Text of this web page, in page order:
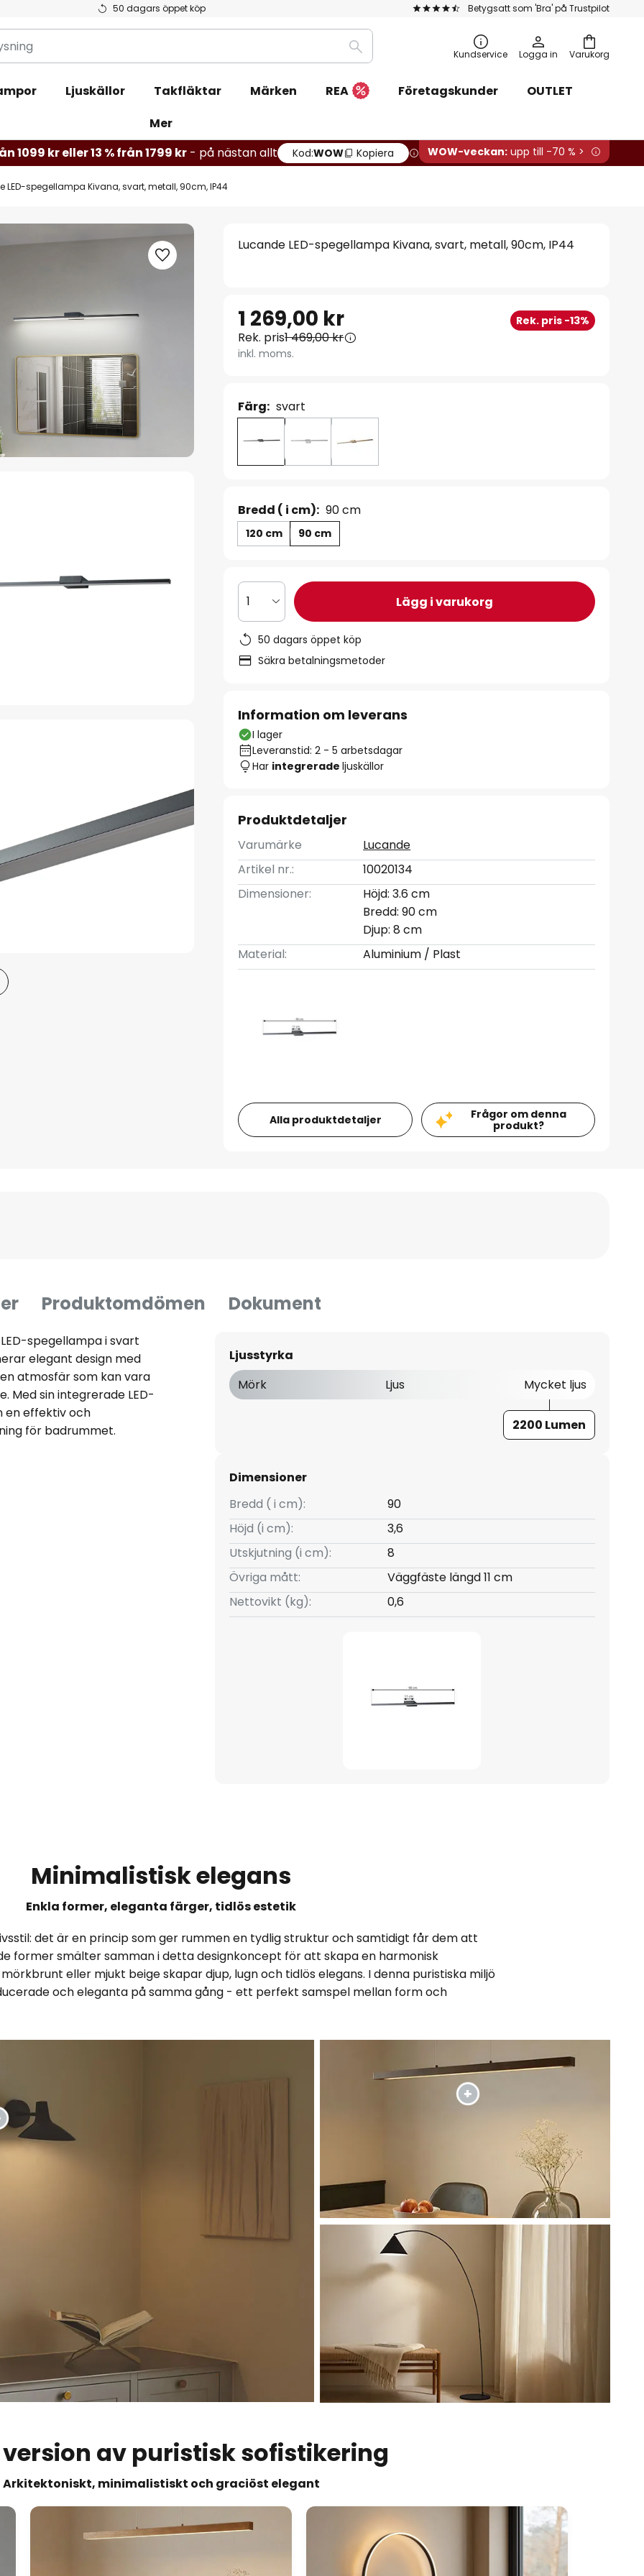
50 dagars öppet köp Betygsatt som 'Bra' på Trustpilot
Varukorg
Sök Kundservice Logga in
Ljuskällor Takfläktar Märken REA Företagskunder
OUTLET
Mer
1099 kr eller 13 % från 1799 kr - på nästan allt Kod:WOW Kopiera WOW-veckan: upp till -70 % >
LED-spegellampa Kivana, svart, metall, 90cm, IP44
Lucande LED-spegellampa Kivana, svart, metall, 90cm, IP44
1 269,00 kr Rek. pris -13%
Rek. pris1 469,00 kr
inkl. moms.
Färg: svart
Bredd ( i cm): 90 cm
120 cm 90 cm
1 Lägg i varukorg
50 dagars öppet köp
Säkra betalningsmetoder
Information om leverans
I lager
Leveranstid: 2 - 5 arbetsdagar
Har integreradeljuskällor
Produktdetaljer
Varumärke
Lucande
Artikel nr.:
10020134
Dimensioner:
Höjd: 3.6 cm
Bredd: 90 cm
Djup: 8 cm
Material:
Aluminium / Plast
Alla produktdetaljer
Frågor om denna
produkt?
Produktomdömen Dokument
spegellampa i svart
elegant design med
atmosfär som kan vara
Med sin integrerade LED-
en effektiv och
för badrummet.
för att skapa en
Den svarta
fascination i den
Ljusstyrka
Mörk
Ljus Mycket ljus
2200 Lumen
Dimensioner
Bredd ( i cm):
90
Höjd (i cm):
3,6
Utskjutning (i cm):
8
Övriga mått:
Väggfäste längd 11 cm
Nettovikt (kg):
0,6
Minimalistisk elegans
Enkla former, eleganta färger, tidlös estetik
det är en princip som ger rummen en tydlig struktur och samtidigt får dem att
former smälter samman i detta designkoncept för att skapa en harmonisk
eller mjukt beige skapar djup, lugn och tidlös elegans. I denna puristiska miljö
och eleganta på samma gång - ett perfekt samspel mellan form och
version av puristisk sofistikering
Arkitektoniskt, minimalistiskt och graciöst elegant